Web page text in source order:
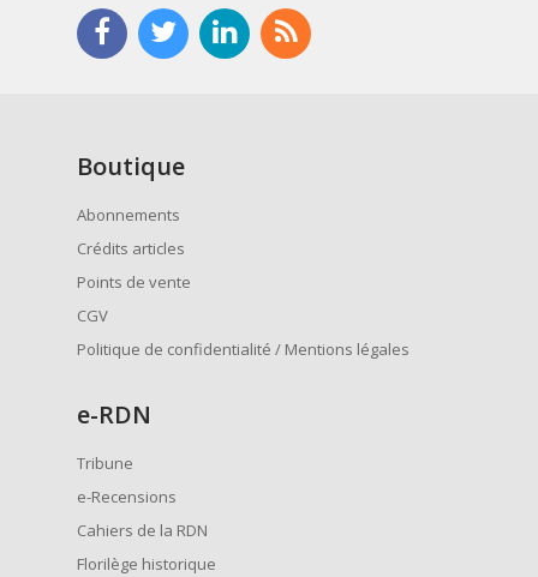
Boutique
Abonnements
Crédits articles
Points de vente
CGV
Politique de confidentialité / Mentions légales
e-RDN
Tribune
e-Recensions
Cahiers de la RDN
Florilège historique